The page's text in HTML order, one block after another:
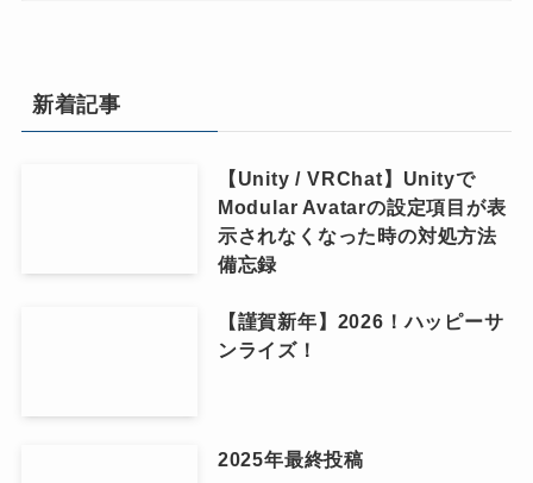
新着記事
【Unity / VRChat】Unityで
Modular Avatarの設定項目が表
示されなくなった時の対処方法
備忘録
【謹賀新年】2026！ハッピーサ
ンライズ！
2025年最終投稿